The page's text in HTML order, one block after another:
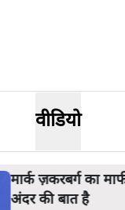
वीडियो
महुआ मोइत्रा से SC
क्यों डरती हैं?